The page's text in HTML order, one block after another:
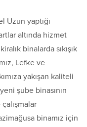
Uzun yaptığı
altında hizmet
binalarda sıkışık
Lefke ve
yakışan kaliteli
şube binasının
binamız için